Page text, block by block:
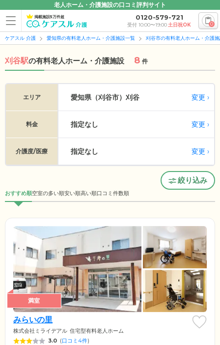
老人ホーム・介護施設の口コミ評判サイト
掲載施設5万件超 0120-579-721
受付 10:00〜19:00土日祝OK 0
ケアスル 介護 愛知県の有料老人ホーム・介護施設一覧 刈谷市の有料老人ホーム・介護
刈谷駅の有料老人ホーム・介護施設 8 件
エリア 愛知県（刈谷市） 刈谷 変更
料金 指定なし 変更
介護度/医療 指定なし 変更
絞り込み
おすすめ順空室の多い順安い順高い順口コミ件数順
満室
みらいの里
株式会社ミライデアル 住宅型有料老人ホーム
3.0 (口コミ4件)